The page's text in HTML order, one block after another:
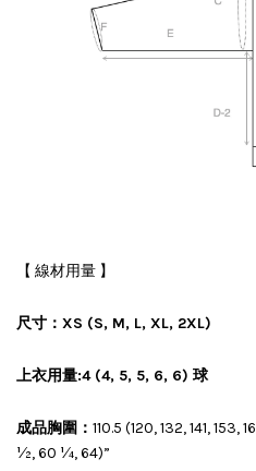
【 線材用量 】
尺寸： XS (S, M, L, XL, 2XL)
上衣用量:4 (4, 5, 5, 6, 6) 球
成品胸圍： 110.5 (120, 132, 141,
½, 60 ¼, 64)”